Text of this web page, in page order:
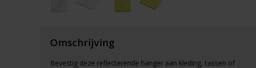
Omschrijving
Bevestig deze reflecterende hanger aan kleding, tassen of